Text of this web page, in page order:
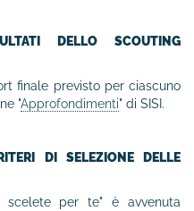
DELLO SCOUTING
finale previsto per ciascuno
"Approfondimenti" di SISI.
DI SELEZIONE DELLE
scelete per te" è avvenuta